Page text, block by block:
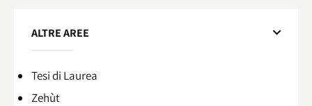
ALTRE AREE
Tesi di Laurea
Zehùt